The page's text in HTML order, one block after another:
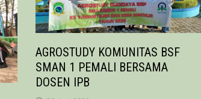
AGROSTUDY KOMUNITAS BSF
SMAN 1 PEMALI BERSAMA
DOSEN IPB